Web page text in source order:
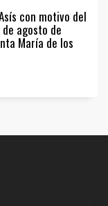
con motivo del
agosto de
María de los